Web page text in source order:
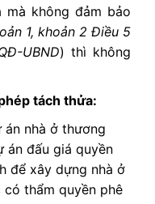
không đảm bảo
1, khoản 2 Điều 5
UBND) thì không
tách thửa:
nhà ở thương
án đấu giá quyền
để xây dựng nhà ở
thẩm quyền phê